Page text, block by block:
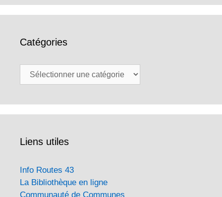
Catégories
Catégories
Liens utiles
Info Routes 43
La Bibliothèque en ligne
Communauté de Communes